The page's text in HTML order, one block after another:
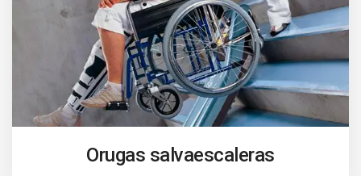
Orugas salvaescaleras